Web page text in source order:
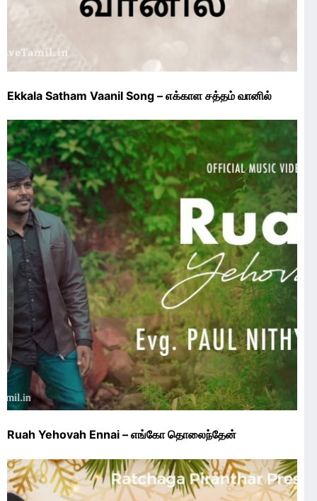
Ekkala Satham Vaanil Song – எக்காள சத்தம் வானில்
Ruah Yehovah Ennai – எங்கோ தொலைந்தேன்